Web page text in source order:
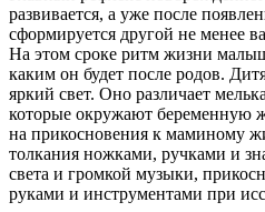
развивается, а уже после
сформируется другой не менее
На этом сроке ритм жизни
каким он будет после родов.
яркий свет. Оно различает
которые окружают беременную
на прикосновения к маминому
толкания ножками, ручками и
света и громкой музыки,
руками и инструментами при